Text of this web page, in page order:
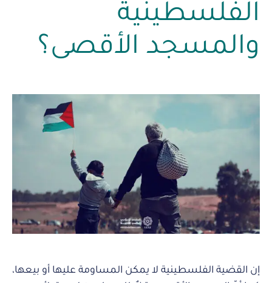
الفلسطينية
والمسجد الأقصى؟
إن القضية الفلسطينية لا يمكن المساومة عليها أو بيعها،